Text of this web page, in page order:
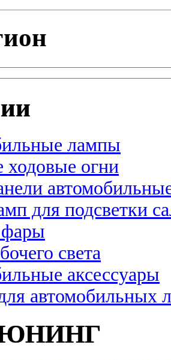
лампы
огни
для подсветки
света
аксессуары
автомобильных